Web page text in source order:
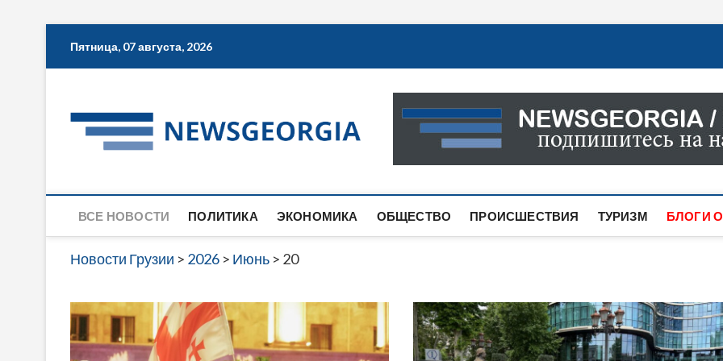
Пятница, 07 августа, 2026
Новости Грузии
САМАЯ АКТУАЛЬНАЯ ИНФОРМАЦИЯ О СОБЫТИЯХ
САЙТЕ ВЫ НАЙДЕТЕ НОВОСТИ ПОЛИТИКИ,
ВСЕ НОВОСТИ ПОЛИТИКА ЭКОНОМИКА ОБЩЕСТВО ПРОИСШЕСТВИЯ ТУРИЗМ БЛОГИ
Новости Грузии > 2026 > Июнь > 20